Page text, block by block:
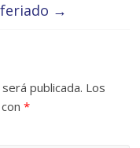
→
publicada. Los
con*